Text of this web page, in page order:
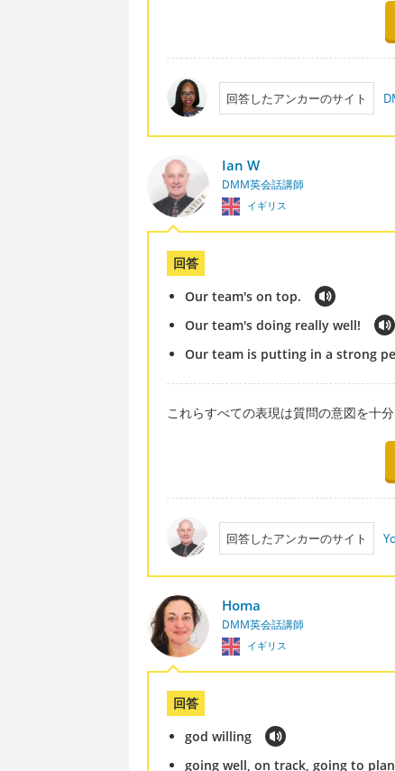
回答したアンカーのサイト
Ian W
DMM英会話講師
イギリス
回答
Our team's on top.
Our team's doing really well!
Our team is putting in a strong
これらすべての表現は質問の意図を十分
回答したアンカーのサイト
Homa
DMM英会話講師
イギリス
回答
god willing
going well, on track, going to plan